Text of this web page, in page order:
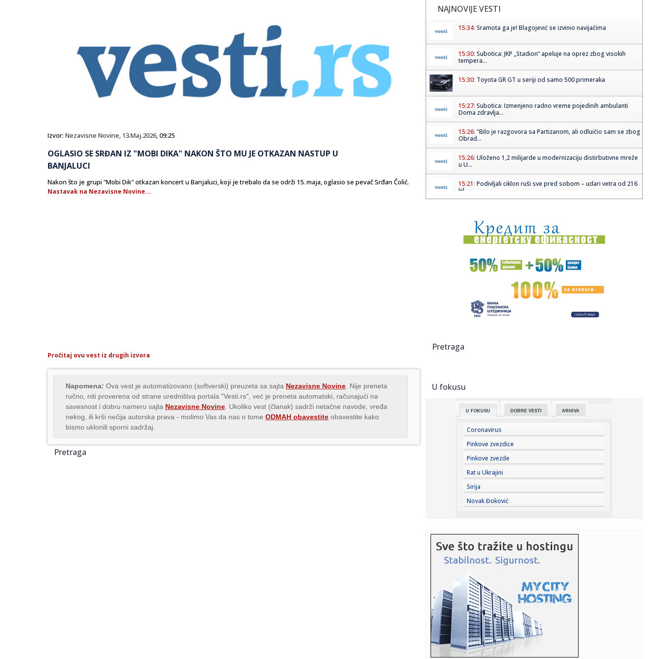
Izvor: Nezavisne Novine, 13.Maj.2026, 09:25
OGLASIO SE SRĐAN IZ "MOBI DIKA" NAKON ŠTO MU JE OTKAZAN NASTUP U
BANJALUCI
Nakon što je grupi "Mobi Dik" otkazan koncert u Banjaluci, koji je trebalo da se održi 15. maja, oglasio se pevač Srđan Čolić.
Nastavak na Nezavisne Novine...
Pročitaj ovu vest iz drugih izvora
Napomena: Ova vest je automatizovano (softverski) preuzeta sa sajta Nezavisne Novine . Nije preneta
ručno, niti proverena od strane uredništva portala "Vesti.rs", već je preneta automatski, računajući na
savesnost i dobru nameru sajta Nezavisne Novine . Ukoliko vest (članak) sadrži netačne navode, vređa
nekog, ili krši nečija autorska prava - molimo Vas da nas o tome ODMAH obavestite obavestite kako
bismo uklonili sporni sadržaj.
Pretraga
NAJNOVIJE VESTI
15:34: Sramota ga je! Blagojević se izvinio navijačima
15:30: Subotica: JKP „Stadion” apeluje na oprez zbog visokih
tempera...
15:30: Toyota GR GT u seriji od samo 500 primeraka
15:27: Subotica: Izmenjeno radno vreme pojedinih ambulanti
Doma zdravlja...
15:26: "Bilo je razgovora sa Partizanom, ali odluičio sam se zbog
Obrad...
15:26: Uloženo 1,2 milijarde u modernizaciju distirbutivne mreže
u U...
15:21: Podivljali ciklon ruši sve pred sobom – udari vetra od 216
kil...
15:12:Oproštaj Saše Lukića: "Došlo je vreme da krenem dalje"
15:11:Regionalna mreža SafeJournalists osudila prijetnje smrću
Veranu...
Registrovan zemljotres u Srbiji
15:05:Бебе које одрастају са псима су ...
borbe: Ni...
15:04:
15:04:
"Magla band" puni dvorane širom regiona: U Sarajevu
15:01:Šta je sassy voda i zašto je ovog leta među
najpretraživaniji...
14:59:Dejan Stanković Kralj danas "staje na ludi kamen": Drago
mi je ...
14:58:Užas u školi: Broj žrtava pucnjave na Tajlandu porastao na
dev...
14:52: Nafta vredna bilion dolara pokrenula novu dramu na
Grenlandu: Vla...
14:52:
14:51:Tuga u porodici Mesi: Preminuo otac slavnog
argentinskog fudbaler...
14:50:Otvorena izložba “Iluzije treba čuvati na sobnoj
temperaturi...
14:49:Dubai u centru kripto-afere od četiri milijarde dolara: SAD
Pretraga
U fokusu
U FOKUSU DOBRE VESTI ARHIVA
Coronavirus
Pinkove zvezdice
Pinkove zvezde
Rat u Ukrajini
Sirija
Novak Đoković